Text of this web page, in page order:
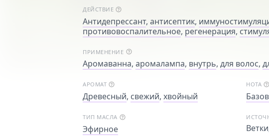
ДЕЙСТВИЕ
Антидепрессант, антисептик,
противовоспалительное, регенерация,
ПРИМЕНЕНИЕ
Аромаванна, аромалампа, внутрь, для волос,
АРОМАТ
Древесный, свежий, хвойный
НОТА
ТИП МАСЛА
Эфирное